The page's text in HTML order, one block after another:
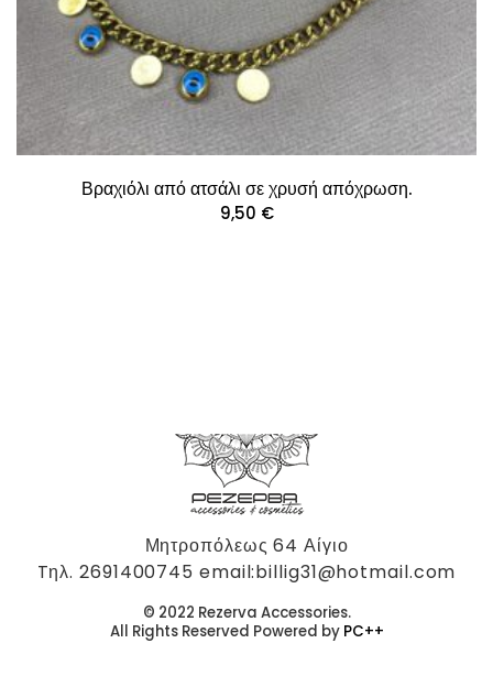
Βραχιόλι από ατσάλι σε χρυσή απόχρωση.
9,50 €
Μητροπόλεως 64 Αίγιο
Tηλ. 2691400745 email:billig31@hotmail.com
© 2022 Rezerva Accessories.
All Rights Reserved Powered by PC++